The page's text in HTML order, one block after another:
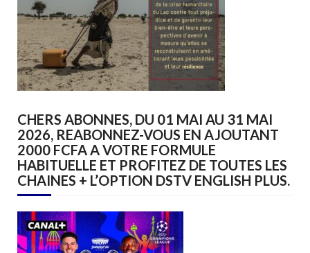
CHERS ABONNES, DU 01 MAI AU 31 MAI
2026, REABONNEZ-VOUS EN AJOUTANT
2000 FCFA A VOTRE FORMULE
HABITUELLE ET PROFITEZ DE TOUTES LES
CHAINES + L’OPTION DSTV ENGLISH PLUS.